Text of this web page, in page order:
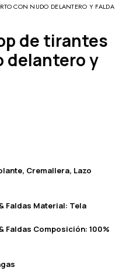
CON NUDO DELANTERO Y FALDA
delantero y
Cremallera, Lazo
Faldas Material: Tela
Faldas Composición: 100%